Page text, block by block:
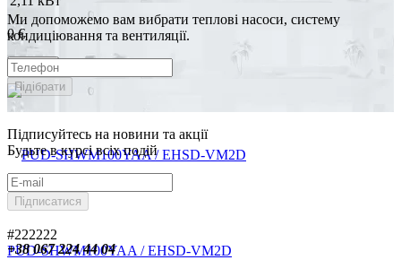
0 €
Купити
#222222
PUD-SHWM100YAA / EHSD-VM2D
Ми допоможемо вам вибрати теплові насоси, систему
кондиціювання та вентиляції.
Підібрати
Підписуйтесь на новини та акції
Будьте в курсі всіх подій
Підписатися
+38 067 224 44 04